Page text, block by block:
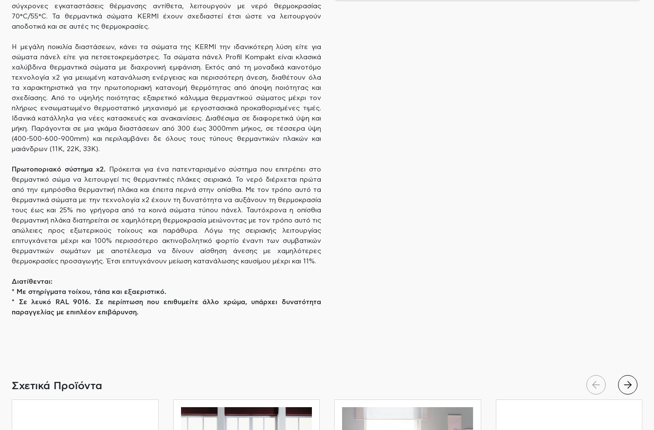
σύγχρονες εγκαταστάσεις θέρμανσης αντίθετα, λειτουργούν με νερό θερμοκρασίας
70°C/55°C. Τα θερμαντικά σώματα KERMI έχουν σχεδιαστεί έτσι ώστε να λειτουργούν
αποδοτικά και σε αυτές τις θερμοκρασίες.
Η μεγάλη ποικιλία διαστάσεων, κάνει τα σώματα της KERMI την ιδανικότερη λύση είτε για
σώματα πάνελ είτε για πετσετοκρεμάστρες. Τα σώματα πάνελ Profil Kompakt είναι κλασικά
χαλύβδινα θερμαντικά σώματα με διαχρονική εμφάνιση. Εκτός από τη μοναδικά καινοτόμο
τεχνολογία x2 για μειωμένη κατανάλωση ενέργειας και περισσότερη άνεση, διαθέτουν όλα
τα χαρακτηριστικά για την πρωτοποριακή κατανομή θερμότητας από άποψη ποιότητας και
σχεδίασης. Από το υψηλής ποιότητας εξαιρετικό κάλυμμα θερμαντικού σώματος μέχρι τον
πλήρως ενσωματωμένο θερμοστατικό μηχανισμό με εργοστασιακά προκαθορισμένες τιμές.
Ιδανικά κατάλληλα για νέες κατασκευές και ανακαινίσεις. Διαθέσιμα σε διαφορετικά ύψη και
μήκη. Παράγονται σε μια γκάμα διαστάσεων από 300 έως 3000mm μήκος, σε τέσσερα ύψη
(400-500-600-900mm) και περιλαμβάνει δε όλους τους τύπους θερμαντικών πλακών και
μαιάνδρων (11Κ, 22Κ, 33Κ).
Πρωτοποριακό σύστημα x2. Πρόκειται για ένα πατενταρισμένο σύστημα που επιτρέπει στο
θερμαντικό σώμα να λειτουργεί τις θερμαντικές πλάκες σειριακά. Το νερό διέρχεται πρώτα
από την εμπρόσθια θερμαντική πλάκα και έπειτα περνά στην οπίσθια. Με τον τρόπο αυτό τα
θερμαντικά σώματα με την τεχνολογία x2 έχουν τη δυνατότητα να αυξάνουν τη θερμοκρασία
τους έως και 25% πιο γρήγορα από τα κοινά σώματα τύπου πάνελ. Ταυτόχρονα η οπίσθια
θερμαντική πλάκα διατηρείται σε χαμηλότερη θερμοκρασία μειώνοντας με τον τρόπο αυτό τις
απώλειες προς εξωτερικούς τοίχους και παράθυρα. Λόγω της σειριακής λειτουργίας
επιτυγχάνεται μέχρι και 100% περισσότερο ακτινοβολητικό φορτίο έναντι των συμβατικών
θερμαντικών σωμάτων με αποτέλεσμα να δίνουν αίσθηση άνεσης με χαμηλότερες
θερμοκρασίες προσαγωγής. Έτσι επιτυγχάνουν μείωση κατανάλωσης καυσίμου μέχρι και 11%.
Διατίθενται:
* Με στηρίγματα τοίχου, τάπα και εξαεριστικό.
* Σε λευκό RAL 9016. Σε περίπτωση που επιθυμείτε άλλο χρώμα, υπάρχει δυνατότητα
παραγγελίας με επιπλέον επιβάρυνση.
Σχετικά Προϊόντα